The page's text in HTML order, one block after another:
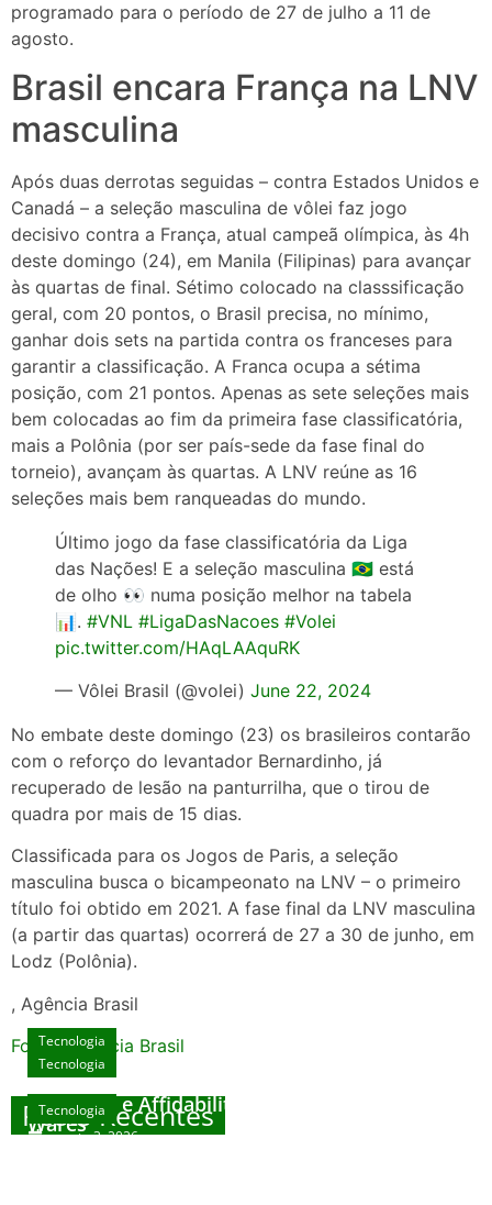
programado para o período de 27 de julho a 11 de
agosto.
Brasil encara França na LNV
masculina
Após duas derrotas seguidas – contra Estados Unidos e
Canadá – a seleção masculina de vôlei faz jogo
decisivo contra a França, atual campeã olímpica, às 4h
deste domingo (24), em Manila (Filipinas) para avançar
às quartas de final. Sétimo colocado na classsificação
geral, com 20 pontos, o Brasil precisa, no mínimo,
ganhar dois sets na partida contra os franceses para
garantir a classificação. A Franca ocupa a sétima
posição, com 21 pontos. Apenas as sete seleções mais
bem colocadas ao fim da primeira fase classificatória,
mais a Polônia (por ser país-sede da fase final do
torneio), avançam às quartas. A LNV reúne as 16
seleções mais bem ranqueadas do mundo.
Último jogo da fase classificatória da Liga
das Nações! E a seleção masculina 🇧🇷 está
de olho 👀 numa posição melhor na tabela
📊. #VNL #LigaDasNacoes #Volei
pic.twitter.com/HAqLAAquRK
— Vôlei Brasil (@volei) June 22, 2024
No embate deste domingo (23) os brasileiros contarão
com o reforço do levantador Bernardinho, já
recuperado de lesão na panturrilha, que o tirou de
quadra por mais de 15 dias.
Classificada para os Jogos de Paris, a seleção
masculina busca o bicampeonato na LNV – o primeiro
título foi obtido em 2021. A fase final da LNV masculina
(a partir das quartas) ocorrerá de 27 a 30 de junho, em
Lodz (Polônia).
, Agência Brasil
Fonte: Agencia Brasil
Posts Recentes
Tecnologia
Unlock Exclusive Rewards at The Big Dog
House
agosto 3, 2026
Tecnologia
Sicurezza e Affidabilità di Mr Nulls Wicked
Wares
Tecnologia
Tecnologia